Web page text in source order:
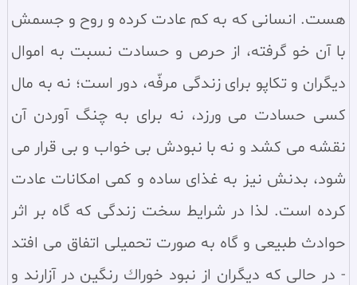
هست. انسانى كه به كم عادت كرده و روح و جسمش
با آن خو گرفته، از حرص و حسادت نسبت به اموال
ديگران و تكاپو براى زندگى مرفّه، دور است؛ نه به مال
كسى حسادت مى ورزد، نه براى به چنگ آوردن آن
نقشه مى كشد و نه با نبودش بى خواب و بى قرار مى
شود، بدنش نيز به غذاى ساده و كمى امكانات عادت
كرده است. لذا در شرايط سخت زندگى كه گاه بر اثر
حوادث طبيعى و گاه به صورت تحميلى اتفاق مى افتد
- در حالى كه ديگران از نبود خوراك رنگين در آزارند و